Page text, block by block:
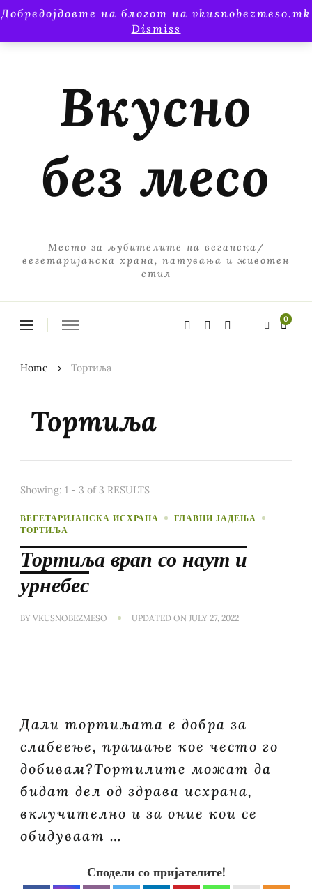
Добредојдовте на блогот на vkusnobezmeso.mk
Dismiss
Вкусно
без месо
Место за љубителите на веганска/
вегетаријанска храна, патувања и животен
стил
0
Home Тортиља
Тортиља
Showing: 1 - 3 of 3 RESULTS
ВЕГЕТАРИЈАНСКА ИСХРАНА
ГЛАВНИ ЈАДЕЊА
ТОРТИЉА
Тортиља врап со наут и
урнебес
BY VKUSNOBEZMESO UPDATED ON JULY 27, 2022
Дали тортиљата е добра за
слабеење, прашање кое често го
добивам?Тортилите можат да
бидат дел од здрава исхрана,
вклучително и за оние кои се
обидуваат …
Сподели со пријателите!